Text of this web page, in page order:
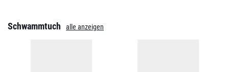
Schwammtuch alle anzeigen